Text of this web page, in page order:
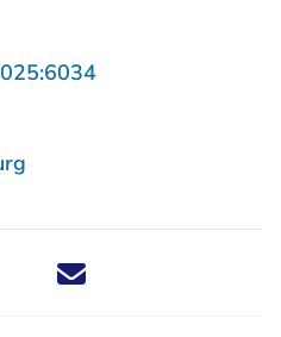
- U verlaat
Deel dit nieuwsbericht via X -
Deel dit nieuwsbericht via
Deel dit nieuwsbericht
Deel dit